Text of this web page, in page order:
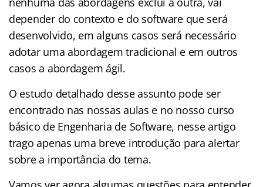
depender do contexto e do software que será
desenvolvido, em alguns casos será necessário
adotar uma abordagem tradicional e em outros
casos a abordagem ágil.
O estudo detalhado desse assunto pode ser
encontrado nas nossas aulas e no nosso curso
básico de Engenharia de Software, nesse artigo
trago apenas uma breve introdução para alertar
sobre a importância do tema.